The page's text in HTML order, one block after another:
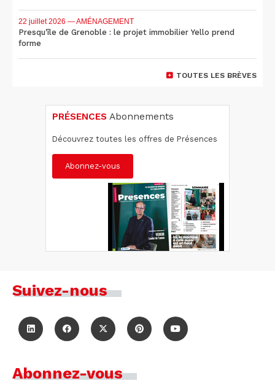
22 juillet 2026 — AMÉNAGEMENT
Presqu'île de Grenoble : le projet immobilier Yello prend
forme
TOUTES LES BRÈVES
PRÉSENCES Abonnements
Découvrez toutes les offres de Présences
Abonnez-vous
Suivez-nous
Abonnez-vous